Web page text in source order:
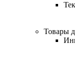
Товары